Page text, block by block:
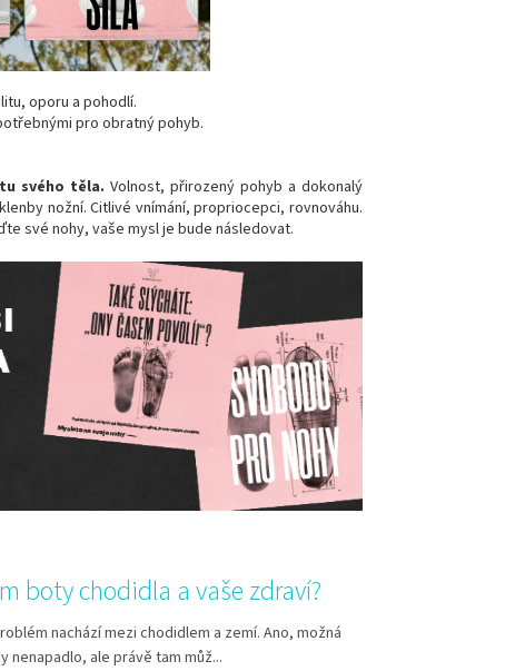
oporu a pohodlí.
pro obratný pohyb.
svého těla. Volnost, přirozený pohyb a dokonalý
nožní. Citlivé vnímání, propriocepci, rovnováhu.
své nohy, vaše mysl je bude následovat.
boty chodidla a vaše zdraví?
nachází mezi chodidlem a zemí. Ano, možná
nenapadlo, ale právě tam můž...